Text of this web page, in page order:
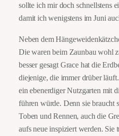
sollte ich mir doch schnellstens
damit ich wenigstens im Juni
Neben dem
Die waren beim Zaunbau wohl
besser gesagt Grace hat die
diejenige, die immer drüber
ein ebenerdiger Nutzgarten mit
führen würde. Denn sie braucht
Toben und Rennen, auch die
aufs neue inspiziert werden. Sie